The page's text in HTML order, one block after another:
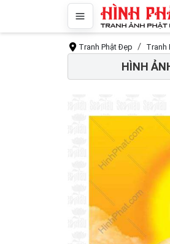
Tranh Phật Đẹp Tranh
HÌNH